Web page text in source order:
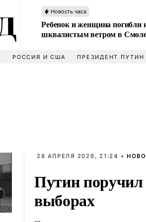
Новость часа
Ребенок и женщина погибли
шквалистым ветром в
РОССИЯ И США ПРЕЗИДЕНТ ПУТИН
28 АПРЕЛЯ 2026, 21:24 •
Путин поручил
выборах